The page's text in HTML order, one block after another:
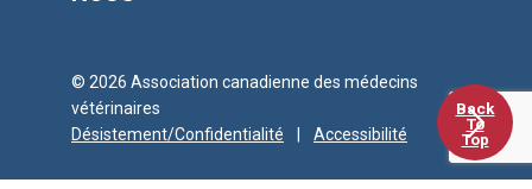
Back
To
Top
© 2026 Association canadienne des médecins
vétérinaires
Désistement/Confidentialité
Accessibilité